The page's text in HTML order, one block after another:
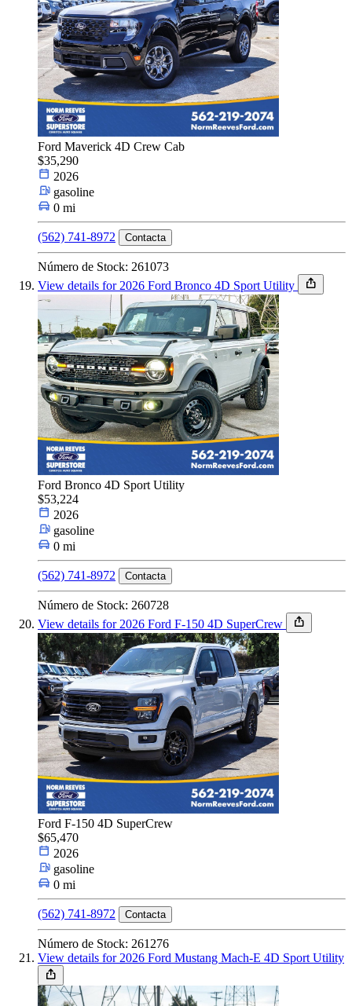
Ford Maverick 4D Crew Cab
$35,290
2026
gasoline
0 mi
(562) 741-8972 Contacta
Número de Stock: 261073
View details for 2026 Ford Bronco 4D Sport Utility
Ford Bronco 4D Sport Utility
$53,224
2026
gasoline
0 mi
(562) 741-8972 Contacta
Número de Stock: 260728
View details for 2026 Ford F-150 4D SuperCrew
Ford F-150 4D SuperCrew
$65,470
2026
gasoline
0 mi
(562) 741-8972 Contacta
Número de Stock: 261276
View details for 2026 Ford Mustang Mach-E 4D Sport Utility